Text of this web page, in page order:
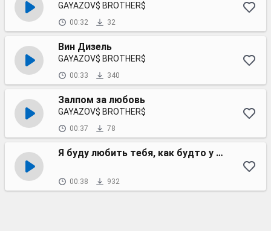
GAYAZOV$ BROTHER$
00:32 32
Вин Дизель
GAYAZOV$ BROTHER$
00:33 340
Залпом за любовь
GAYAZOV$ BROTHER$
00:37 78
Я буду любить тебя, как будто у меня амнезия
00:38 932